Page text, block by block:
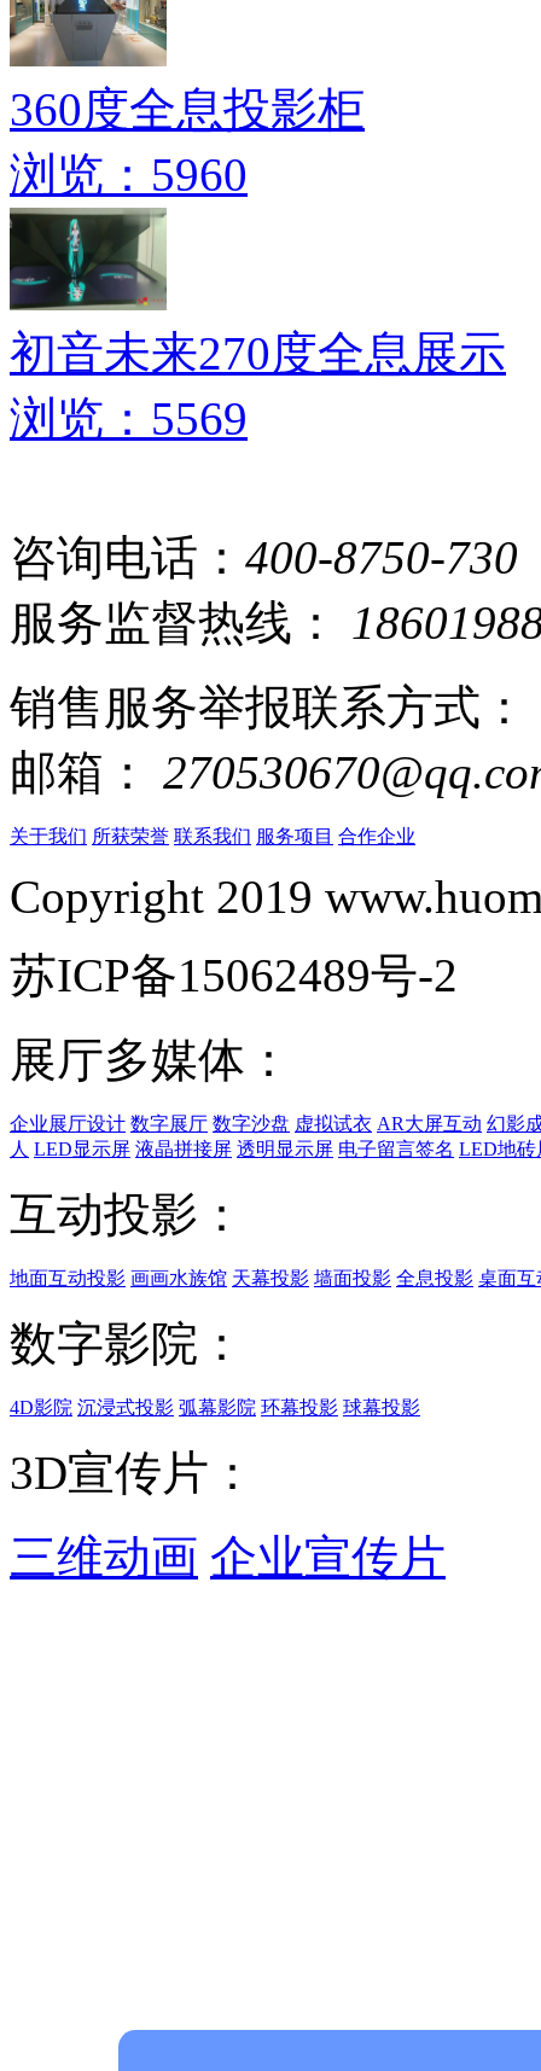
360度全息投影柜
浏览：5960
初音未来270度全息展示
浏览：5569
咨询电话： 400-8750-730
服务监督热线：
销售服务举报联系方式：
邮箱：
关于我们 所获荣誉 联系我们 服务项目 合作企业
Copyright 2019
苏ICP备15062489号-2
展厅多媒体：
企业展厅设计 数字展厅 数字沙盘 虚拟试衣 AR大屏互动 幻影
人 LED显示屏 液晶拼接屏 透明显示屏 电子留言签名 LED地砖
互动投影：
地面互动投影 画画水族馆 天幕投影 墙面投影 全息投影 桌面互
数字影院：
4D影院 沉浸式投影 弧幕影院 环幕投影 球幕投影
3D宣传片：
三维动画 企业宣传片